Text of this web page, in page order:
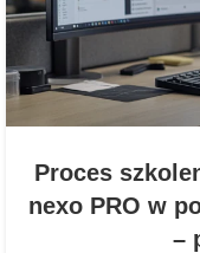
Proces
nexo PRO w
–